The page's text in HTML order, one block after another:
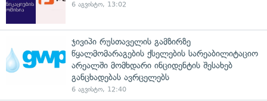
6 აგვისტო, 13:02
ჯივიპი რუსთაველის გამზირზე
წყალმომარაგების ქსელების სარეაბილიტაციო
არეალში მომხდარი ინციდენტის შესახებ
განცხადებას ავრცელებს
6 აგვისტო, 12:40